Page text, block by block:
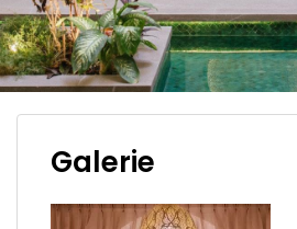
Galerie